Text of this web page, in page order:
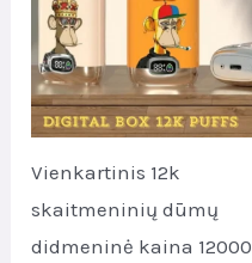
Vienkartinis 12k
skaitmeninių dūmų
didmeninė kaina 12000